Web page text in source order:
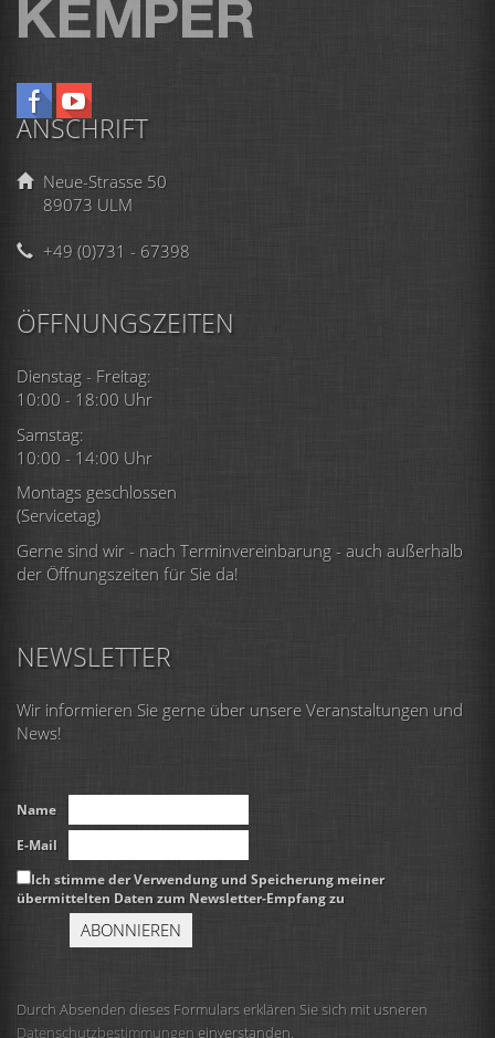
ANSCHRIFT
Neue-Strasse 50
89073 ULM
+49 (0)731 - 67398
ÖFFNUNGSZEITEN
Dienstag - Freitag:
10:00 - 18:00 Uhr
Samstag:
10:00 - 14:00 Uhr
Montags geschlossen
(Servicetag)
Gerne sind wir - nach Terminvereinbarung - auch außerhalb
der Öffnungszeiten für Sie da!
NEWSLETTER
Wir informieren Sie gerne über unsere Veranstaltungen und
News!
Name
E-Mail
Ich stimme der Verwendung und Speicherung meiner
übermittelten Daten zum Newsletter-Empfang zu
Durch Absenden dieses Formulars erklären Sie sich mit usneren
Datenschutzbestimmungen einverstanden.